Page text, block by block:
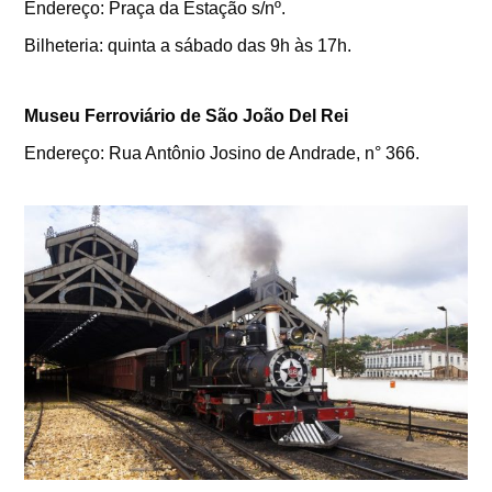
Endereço: Praça da Estação s/nº.
Bilheteria: quinta a sábado das 9h às 17h.
Museu Ferroviário de São João Del Rei
Endereço: Rua Antônio Josino de Andrade, n° 366.